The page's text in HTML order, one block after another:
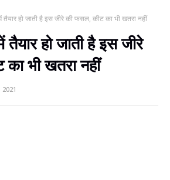
हो जाती है इस जीरे की फसल, कीट का भी खतरा नहीं
हो जाती है इस जीरे
भी खतरा नहीं
2021